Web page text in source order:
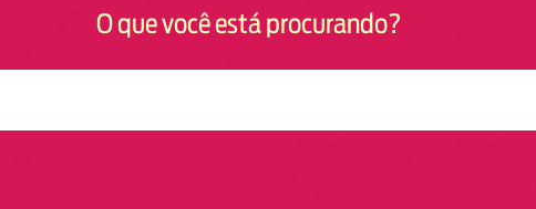
O que você está procurando?